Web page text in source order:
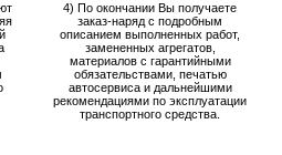
4) По окончании Вы получаете
заказ-наряд с подробным
описанием выполненных работ,
замененных агрегатов,
материалов с гарантийными
обязательствами, печатью
автосервиса и дальнейшими
рекомендациями по эксплуатации
транспортного средства.